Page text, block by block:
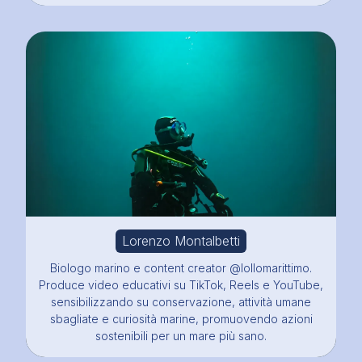
Lorenzo Montalbetti
Biologo marino e content creator @lollomarittimo.
Produce video educativi su TikTok, Reels e YouTube,
sensibilizzando su conservazione, attività umane
sbagliate e curiosità marine, promuovendo azioni
sostenibili per un mare più sano.